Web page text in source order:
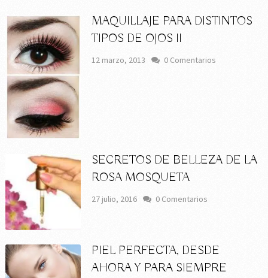
MAQUILLAJE PARA DISTINTOS
TIPOS DE OJOS II
12 marzo, 2013 0 Comentarios
SECRETOS DE BELLEZA DE LA
ROSA MOSQUETA
27 julio, 2016 0 Comentarios
PIEL PERFECTA, DESDE
AHORA Y PARA SIEMPRE